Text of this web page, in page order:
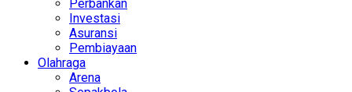
Perbankan
Investasi
Asuransi
Pembiayaan
Olahraga
Arena